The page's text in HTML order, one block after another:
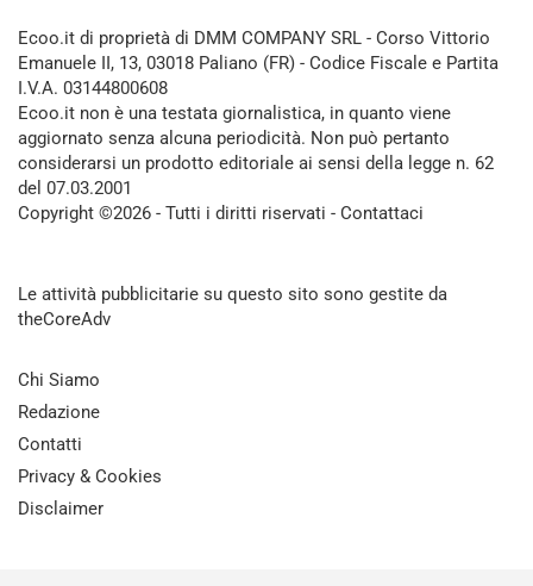
Ecoo.it di proprietà di DMM COMPANY SRL - Corso Vittorio
Emanuele II, 13, 03018 Paliano (FR) - Codice Fiscale e Partita
I.V.A. 03144800608
Ecoo.it non è una testata giornalistica, in quanto viene
aggiornato senza alcuna periodicità. Non può pertanto
considerarsi un prodotto editoriale ai sensi della legge n. 62
del 07.03.2001
Copyright ©2026 - Tutti i diritti riservati - Contattaci
Le attività pubblicitarie su questo sito sono gestite da
theCoreAdv
Chi Siamo
Redazione
Contatti
Privacy & Cookies
Disclaimer